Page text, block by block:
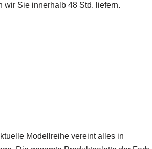
wir Sie innerhalb 48 Std. liefern.
Modellreihe vereint alles in